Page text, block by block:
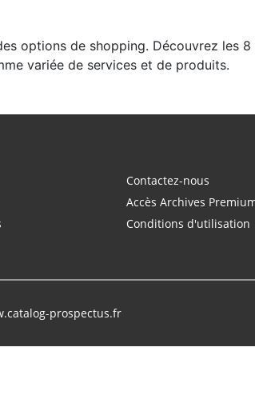
options de shopping. Découvrez les
variée de services et de produits.
Contactez-nous
Accès Archives
Conditions d'utilisation
prospectus.fr